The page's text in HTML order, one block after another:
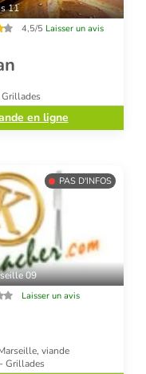
11
4,5/5 Laisser un avis
Grillades
en ligne
PAS D'INFOS
09
Laisser un avis
viande
Grillades